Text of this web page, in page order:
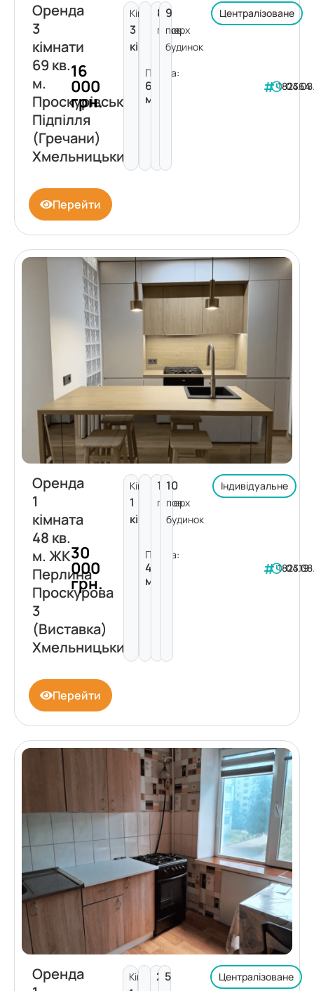
Оренда
3
кімнати
69 кв.
м.
Проскурівського
Підпілля
(Гречани)
Хмельницький
16
000
грн.
Кімнат:
3
кімнати
Площа:
69
м²
8
поверх
9
пов.
будинок
Централізоване
182364
Перейти
Оренда
1
кімната
48 кв.
м. ЖК
Перлина
Проскурова
3
(Виставка)
Хмельницький
30
000
грн.
Кімнат:
1
кімната
Площа:
48
м²
10
поверх
10
пов.
будинок
Індивідуальне
182319
Перейти
Оренда
Кімнат:2 5 Централізоване